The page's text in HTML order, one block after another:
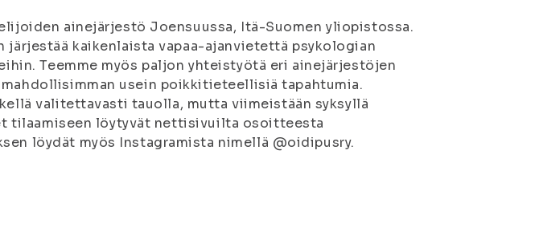
ainejärjestö Joensuussa, Itä-Suomen yliopistossa.
kaikenlaista vapaa-ajanvietettä psykologian
Teemme myös paljon yhteistyötä eri ainejärjestöjen
mahdollisimman usein poikkitieteellisiä tapahtumia.
valitettavasti tauolla, mutta viimeistään syksyllä
tilaamiseen löytyvät nettisivuilta osoitteesta
löydät myös Instagramista nimellä @oidipusry.